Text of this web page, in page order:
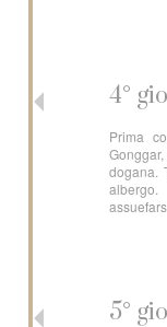
4°
Prima
dogana.
5°